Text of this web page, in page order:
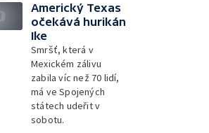
Americký Texas
očekává hurikán
Ike
Smršť, která v
Mexickém zálivu
zabila víc než 70 lidí,
má ve Spojených
státech udeřit v
sobotu.